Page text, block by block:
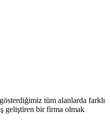
tüm alanlarda farklı
geliştiren bir firma olmak